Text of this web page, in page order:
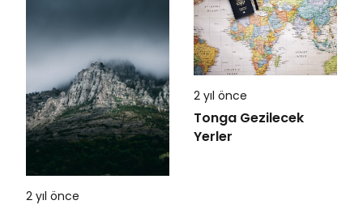
2 yıl önce
2 yıl önce
Tonga Gezilecek
Yerler